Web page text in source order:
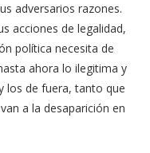
adversarios razones.
acciones de legalidad,
política necesita de
ahora lo ilegitima y
los de fuera, tanto que
a la desaparición en